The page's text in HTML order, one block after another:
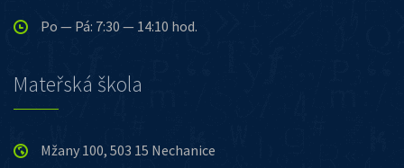
Po — Pá: 7:30 — 14:10 hod.
Mateřská škola
Mžany 100, 503 15 Nechanice